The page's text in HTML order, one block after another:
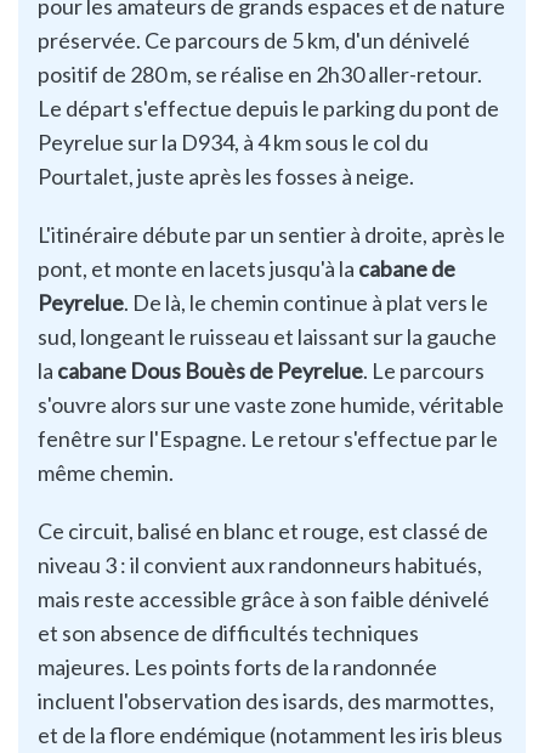
pour les amateurs de grands espaces et de nature
préservée. Ce parcours de 5 km, d'un dénivelé
positif de 280 m, se réalise en 2h30 aller-retour.
Le départ s'effectue depuis le parking du pont de
Peyrelue sur la D934, à 4 km sous le col du
Pourtalet, juste après les fosses à neige.
L'itinéraire débute par un sentier à droite, après le
pont, et monte en lacets jusqu'à la cabane de
Peyrelue. De là, le chemin continue à plat vers le
sud, longeant le ruisseau et laissant sur la gauche
la cabane Dous Bouès de Peyrelue. Le parcours
s'ouvre alors sur une vaste zone humide, véritable
fenêtre sur l'Espagne. Le retour s'effectue par le
même chemin.
Ce circuit, balisé en blanc et rouge, est classé de
niveau 3 : il convient aux randonneurs habitués,
mais reste accessible grâce à son faible dénivelé
et son absence de difficultés techniques
majeures. Les points forts de la randonnée
incluent l'observation des isards, des marmottes,
et de la flore endémique (notamment les iris bleus